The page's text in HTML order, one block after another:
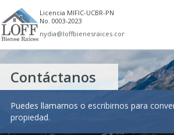
Licencia MIFIC-UCBR-PN
No. 0003-2023
nydia@loffbienesraices.com
Contáctanos
Puedes llamarnos o escribirnos para
propiedad.